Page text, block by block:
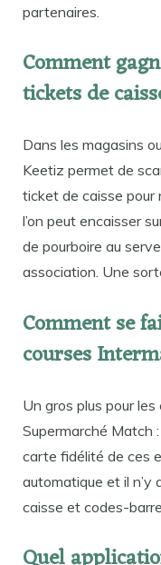
partenaires.
Comment
tickets de
Dans les magasins
Keetiz permet de
ticket de caisse pour
l’on peut encaisser
de pourboire au
association. Une
Comment se
courses
Un gros plus pour
Supermarché Match
carte fidélité de ces
automatique et il n’y
caisse et codes-